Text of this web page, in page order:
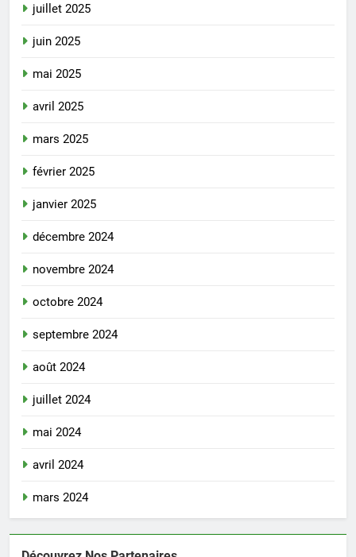
juillet 2025
juin 2025
mai 2025
avril 2025
mars 2025
février 2025
janvier 2025
décembre 2024
novembre 2024
octobre 2024
septembre 2024
août 2024
juillet 2024
mai 2024
avril 2024
mars 2024